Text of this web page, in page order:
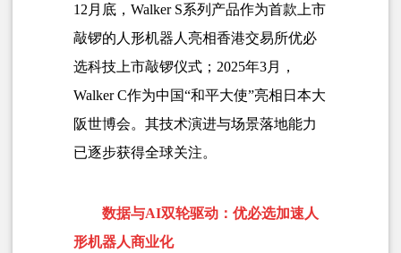
12月底，Walker S系列产品作为首款上市
敲锣的人形机器人亮相香港交易所优必
选科技上市敲锣仪式；2025年3月，
Walker C作为中国“和平大使”亮相日本大
阪世博会。其技术演进与场景落地能力
已逐步获得全球关注。
数据与AI双轮驱动：优必选加速人
形机器人商业化